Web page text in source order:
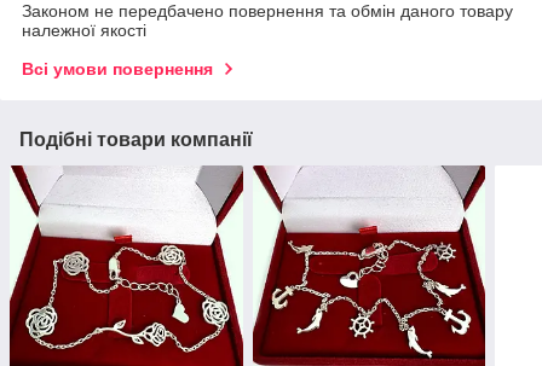
Законом не передбачено повернення та обмін даного товару
належної якості
Всі умови повернення
Подібні товари компанії